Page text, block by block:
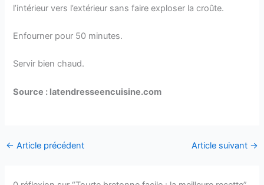
l’intérieur vers l’extérieur sans faire exploser la croûte.
Enfourner pour 50 minutes.
Servir bien chaud.
Source : latendresseencuisine.com
← Article précédent Article suivant →